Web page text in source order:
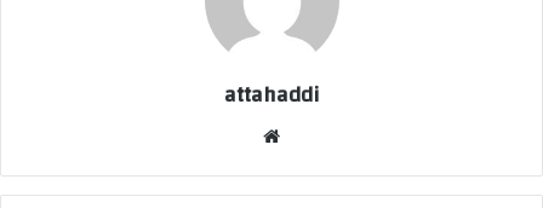
attahaddi
الوي